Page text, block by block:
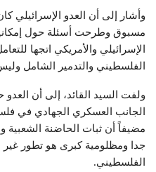
وأشار إلى أن العدو
مسبوق وطرحت أسئلة حول
الإسرائيلي والأمريكي اتجها
الفلسطيني والتدمير الشامل
ولفت السيد القائد، إلى أن
الجانب العسكري الجهادي في
مضيفاً أن ثبات الحاضنة
جدا ومظلومية كبرى هو تطور
الفلسطيني.